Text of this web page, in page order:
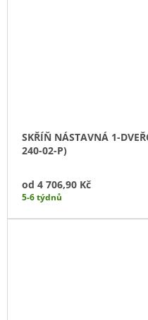
SKŘÍŇ NÁSTAVNÁ 1-
240-02-P)
od 4 706,90 Kč
5-6 týdnů